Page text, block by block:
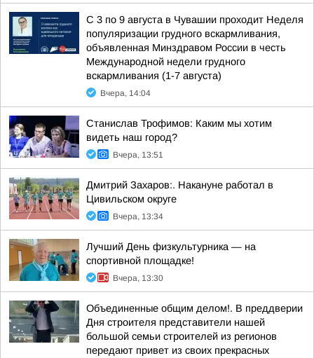
С 3 по 9 августа в Чувашии проходит Неделя
популяризации грудного вскармливания,
объявленная Минздравом России в честь
Международной недели грудного
вскармливания (1-7 августа)
Вчера, 14:04
Станислав Трофимов: Каким мы хотим
видеть наш город?
Вчера, 13:51
Дмитрий Захаров:. Накануне работал в
Цивильском округе
Вчера, 13:34
Лучший День физкультурника — на
спортивной площадке!
Вчера, 13:30
Объединенные общим делом!. В преддверии
Дня строителя представители нашей
большой семьи строителей из регионов
передают привет из своих прекрасных